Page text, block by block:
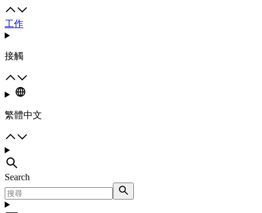
工作
接觸
繁體中文
Search